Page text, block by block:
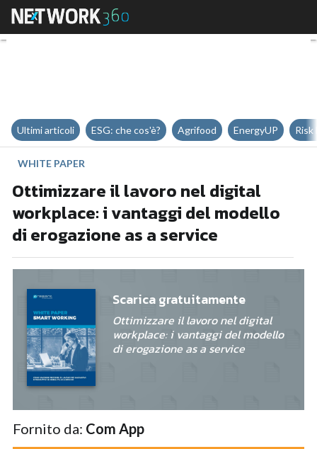
Ottimizzare il lavoro nel digital
Ultimi articoli ESG: che cos'è? Agrifood EnergyUP Risk
WHITE PAPER
Ottimizzare il lavoro nel digital
workplace: i vantaggi del modello
di erogazione as a service
Scarica gratuitamente
Ottimizzare il lavoro nel digital
workplace: i vantaggi del modello
di erogazione as a service
Fornito da: Com App